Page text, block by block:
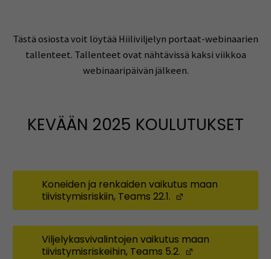
Tästä osiosta voit löytää Hiiliviljelyn portaat-webinaarien
tallenteet. Tallenteet ovat nähtävissä kaksi viikkoa
webinaaripäivän jälkeen.
KEVÄÄN 2025 KOULUTUKSET
Koneiden ja renkaiden vaikutus maan
tiivistymisriskiin, Teams 22.1.
Viljelykasvivalintojen vaikutus maan
tiivistymisriskeihin, Teams 5.2.